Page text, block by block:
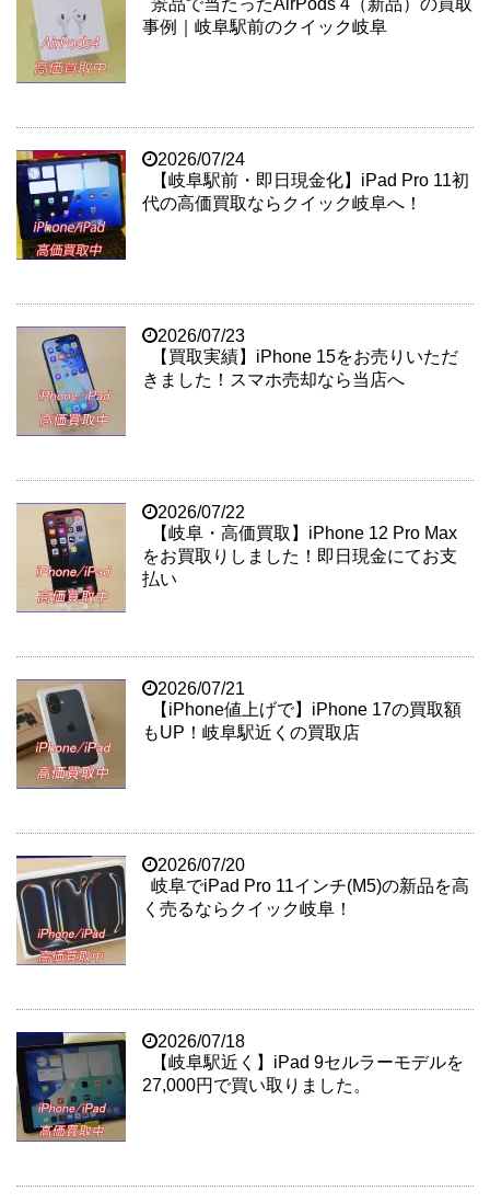
景品で当たったAirPods 4（新品）の買取
事例｜岐阜駅前のクイック岐阜
2026/07/24
【岐阜駅前・即日現金化】iPad Pro 11初
代の高価買取ならクイック岐阜へ！
2026/07/23
【買取実績】iPhone 15をお売りいただ
きました！スマホ売却なら当店へ
2026/07/22
【岐阜・高価買取】iPhone 12 Pro Max
をお買取りしました！即日現金にてお支
払い
2026/07/21
【iPhone値上げで】iPhone 17の買取額
もUP！岐阜駅近くの買取店
2026/07/20
岐阜でiPad Pro 11インチ(M5)の新品を高
く売るならクイック岐阜！
2026/07/18
【岐阜駅近く】iPad 9セルラーモデルを
27,000円で買い取りました。